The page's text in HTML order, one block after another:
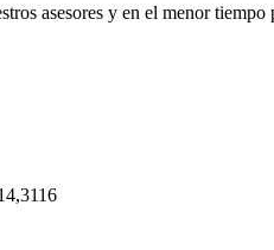
asesores y en el menor tiempo